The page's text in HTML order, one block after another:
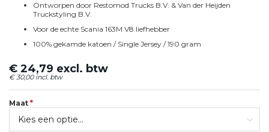
Ontworpen door Restomod Trucks B.V. & Van der Heijden
Truckstyling B.V.
Voor de echte Scania 163M V8 liefhebber
100% gekamde katoen / Single Jersey / 190 gram
€ 30,00
€ 24,79
Maat